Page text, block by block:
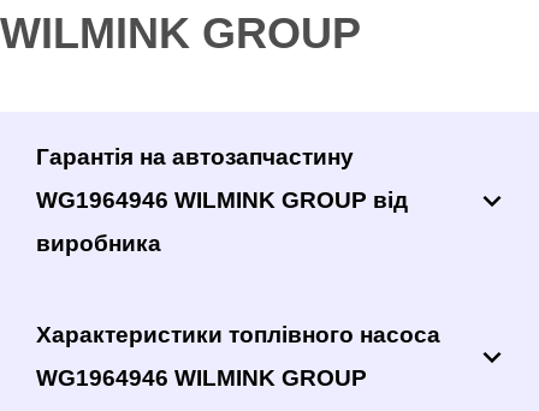
WILMINK GROUP
Гарантія на автозапчастину
WG1964946 WILMINK GROUP від
виробника
Характеристики топлівного насоса
WG1964946 WILMINK GROUP